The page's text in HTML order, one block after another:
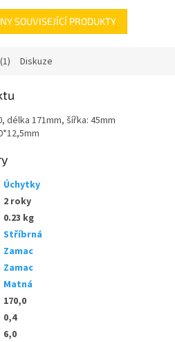
SOUVISEJÍCÍ PRODUKTY
Diskuze
délka 171mm, šířka: 45mm
Úchytky
2 roky
0.23 kg
Stříbrná
Zamac
Zamac
Matná
170,0
0,4
6,0